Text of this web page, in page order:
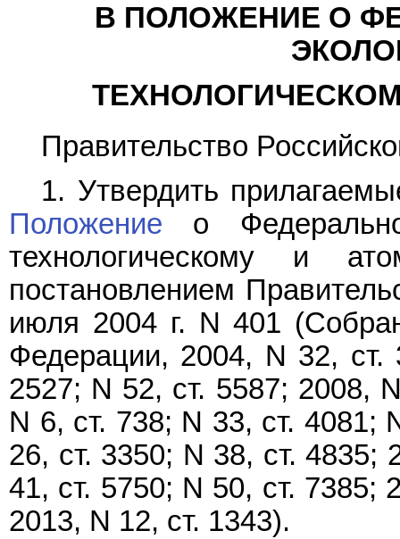
В ПОЛОЖЕНИЕ О
Правительство
1. Утвердить
Положение о
технологическому и
постановлением
июля 2004 г. N 401
Федерации, 2004, N 32,
2527; N 52, ст. 5587; 2008,
N 6, ст. 738; N 33, ст. 4081;
26, ст. 3350; N 38, ст. 4835;
41, ст. 5750; N 50, ст. 7385;
2013, N 12, ст. 1343).